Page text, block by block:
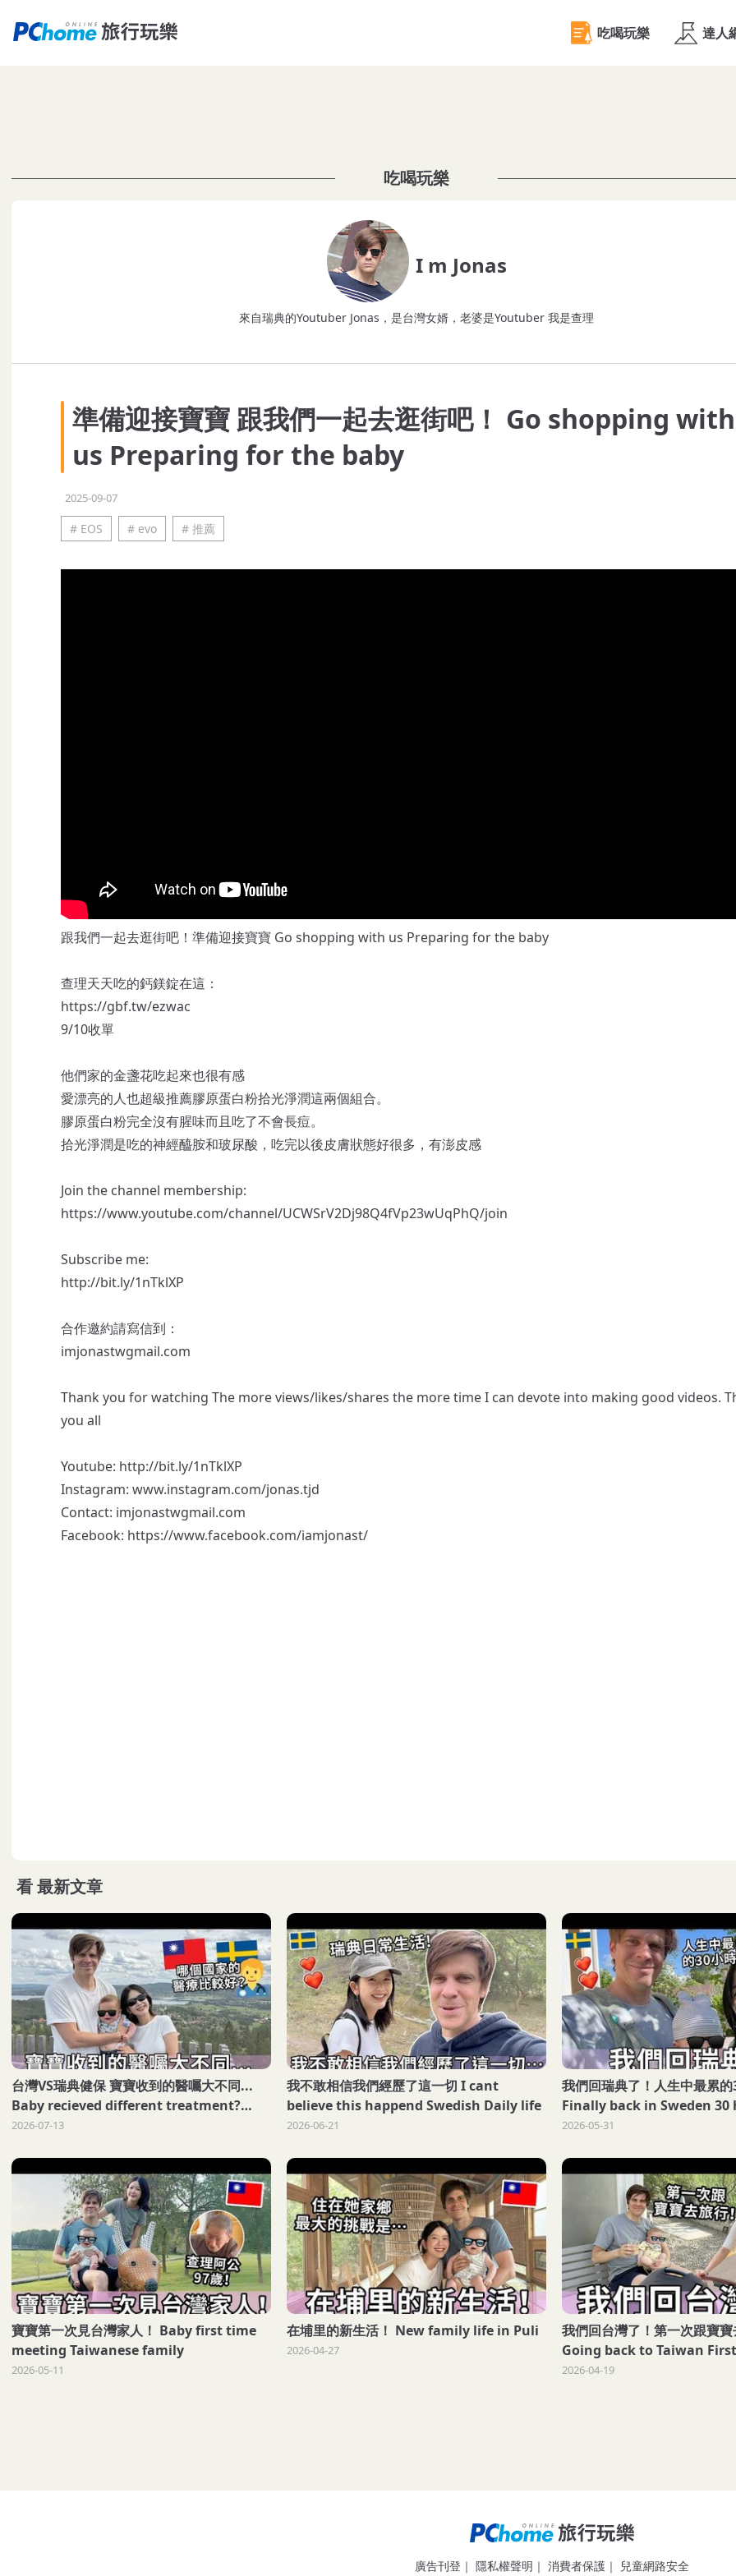
吃喝玩樂
I m Jonas
來自瑞典的Youtuber Jonas，是台灣女婿，老婆是Youtuber 我是查理
準備迎接寶寶 跟我們一起去逛街吧！ Go shopping with
us Preparing for the baby
2025-09-07
# EOS # evo # 推薦
跟我們一起去逛街吧！準備迎接寶寶 Go shopping with us Preparing for the baby
查理天天吃的鈣鎂錠在這：
https://gbf.tw/ezwac
9/10收單
他們家的金盞花吃起來也很有感
愛漂亮的人也超級推薦膠原蛋白粉拾光淨潤這兩個組合。
膠原蛋白粉完全沒有腥味而且吃了不會長痘。
拾光淨潤是吃的神經醯胺和玻尿酸，吃完以後皮膚狀態好很多，有澎皮感
Join the channel membership:
https://www.youtube.com/channel/UCWSrV2Dj98Q4fVp23wUqPhQ/join
Subscribe me:
http://bit.ly/1nTklXP
合作邀約請寫信到：
imjonastwgmail.com
Thank you for watching The more views/likes/shares the more time I can devote into making good videos.
you all
Youtube: http://bit.ly/1nTklXP
Instagram: www.instagram.com/jonas.tjd
Contact: imjonastwgmail.com
Facebook: https://www.facebook.com/iamjonast/
看最新文章
台灣VS瑞典健保 寶寶收到的醫囑大不同...
Baby recieved different treatment?
Healthcare SWE TW
2026-07-13
我不敢相信我們經歷了這一切 I cant
believe this happend Swedish Daily life
2026-06-21
我們回瑞典了！人生中最累
Finally back in Sweden
with baby...
2026-05-31
寶寶第一次見台灣家人！ Baby first time
meeting Taiwanese family
2026-05-11
在埔里的新生活！ New family life in Puli
2026-04-27
我們回台灣了！第一次跟寶寶
Going back to Taiwan
traveling with baby
2026-04-19
廣告刊登 ｜ 隱私權聲明 ｜ 消費者保護 ｜
兒童網路安全